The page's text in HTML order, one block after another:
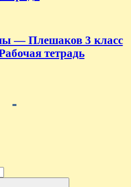
— Плешаков 3 класс
тетрадь